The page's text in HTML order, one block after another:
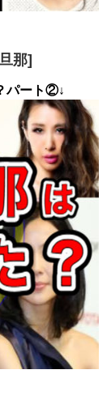
那]
パート②↓